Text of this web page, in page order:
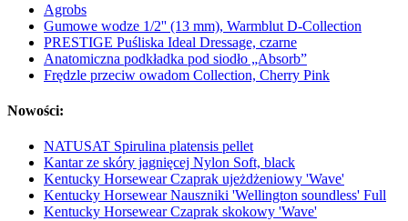
Agrobs
Gumowe wodze 1/2'' (13 mm), Warmblut D-Collection
PRESTIGE Puśliska Ideal Dressage, czarne
Anatomiczna podkładka pod siodło „Absorb”
Frędzle przeciw owadom Collection, Cherry Pink
Nowości:
NATUSAT Spirulina platensis pellet
Kantar ze skóry jagnięcej Nylon Soft, black
Kentucky Horsewear Czaprak ujeżdżeniowy 'Wave'
Kentucky Horsewear Nauszniki 'Wellington soundless' Full
Kentucky Horsewear Czaprak skokowy 'Wave'